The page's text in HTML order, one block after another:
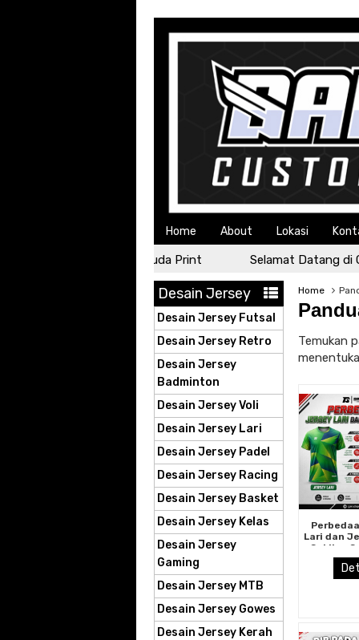
Home About Lokasi
Selamat Datang di Garuda Print Selamat Datang di
Home
Temukan
Lari dan
Sekilas
Desain Jersey
Desain Jersey Futsal
Desain Jersey Retro
Desain Jersey
Badminton
Desain Jersey Voli
Desain Jersey Lari
Desain Jersey Padel
Desain Jersey Racing
Desain Jersey Basket
Desain Jersey Kelas
Desain Jersey
Gaming
Desain Jersey MTB
Desain Jersey Gowes
Desain Jersey Kerah